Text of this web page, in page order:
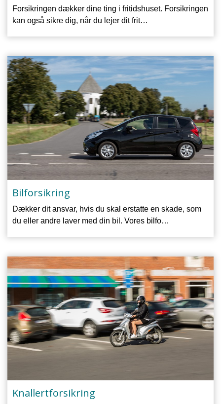
Forsikringen dækker dine ting i fritidshuset. Forsikringen
kan også sikre dig, når du lejer dit frit…
Bilforsikring
Dækker dit ansvar, hvis du skal erstatte en skade, som
du eller andre laver med din bil. Vores bilfo…
Knallertforsikring